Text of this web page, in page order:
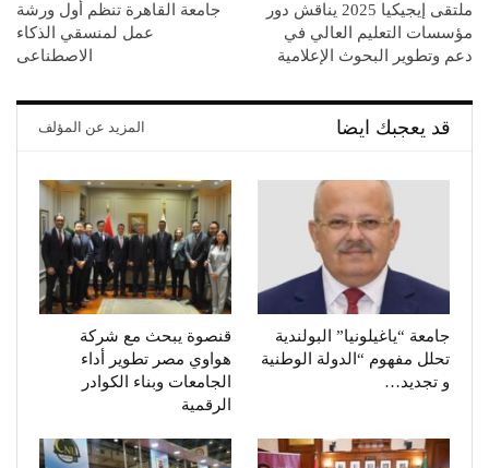
ملتقى إيجيكيا 2025 يناقش دور
مؤسسات التعليم العالي في
دعم وتطوير البحوث الإعلامية
جامعة القاهرة تنظم أول ورشة
عمل لمنسقي الذكاء
الاصطناعى
قد يعجبك ايضا المزيد عن المؤلف
جامعة “ياغيلونيا” البولندية
تحلل مفهوم “الدولة الوطنية
و تجديد…
قنصوة يبحث مع شركة
هواوي مصر تطوير أداء
الجامعات وبناء الكوادر
الرقمية